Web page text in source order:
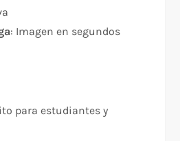
: Imagen en segundos
para estudiantes y